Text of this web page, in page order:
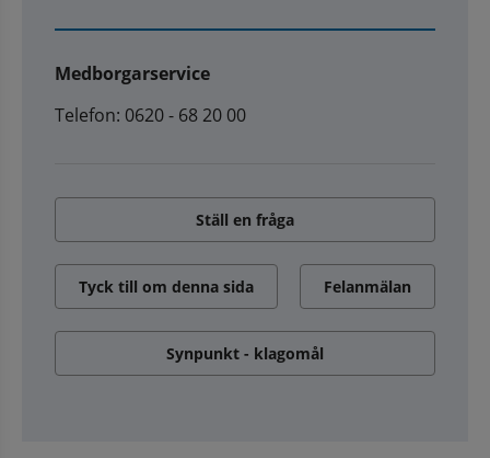
Medborgarservice
Telefon: 0620 - 68 20 00
Ställ en fråga
Tyck till om denna sida Felanmälan
Synpunkt - klagomål